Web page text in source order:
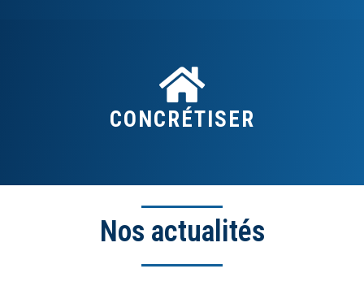
CONCRÉTISER
Nos actualités